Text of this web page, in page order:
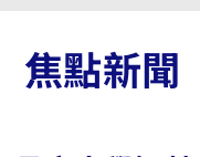
焦點新聞